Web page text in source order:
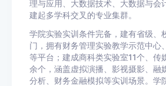
理与应用、大数据技术、大数据与会
建起多学科交叉的专业集群。
学院实验实训条件完备，建有省级、
门，拥有财务管理实验教学示范中心
等平台；建成商科类实验室11个、传
余个，涵盖虚拟演播、影视摄影、融
分析、财务金融模拟等实训场景。学